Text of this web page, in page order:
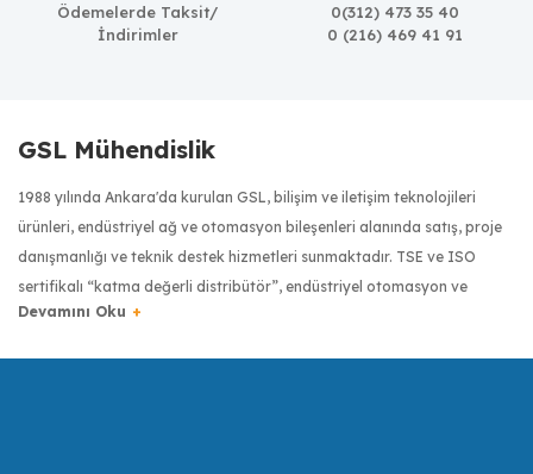
Ödemelerde Taksit/
İndirimler
0(312) 473 35 40
0 (216) 469 41 91
GSL Mühendislik
1988 yılında Ankara'da kurulan GSL, bilişim ve iletişim teknolojileri
ürünleri, endüstriyel ağ ve otomasyon bileşenleri alanında satış, proje
danışmanlığı ve teknik destek hizmetleri sunmaktadır. TSE ve ISO
sertifikalı “katma değerli distribütör”, endüstriyel otomasyon ve
haberleşme sektöründe dünyanın önde gelen üreticilerinin ürünlerini